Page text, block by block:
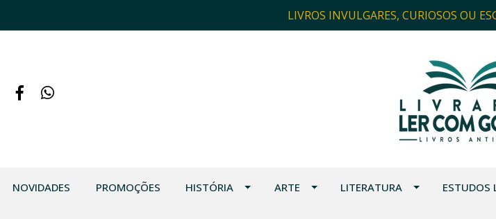
LIVROS INVULGARES, CURIOSOS OU
NOVIDADES PROMOÇÕES HISTÓRIA ARTE LITERATURA ESTUDOS